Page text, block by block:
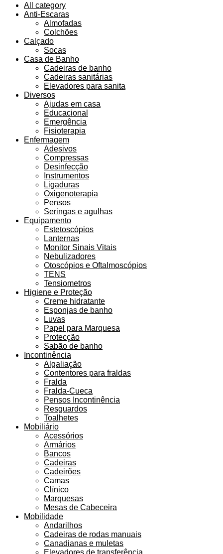
All category
Anti-Escaras
Almofadas
Colchões
Calçado
Socas
Casa de Banho
Cadeiras de banho
Cadeiras sanitárias
Elevadores para sanita
Diversos
Ajudas em casa
Educacional
Emergência
Fisioterapia
Enfermagem
Adesivos
Compressas
Desinfecção
Instrumentos
Ligaduras
Oxigenoterapia
Pensos
Seringas e agulhas
Equipamento
Estetoscópios
Lanternas
Monitor Sinais Vitais
Nebulizadores
Otoscópios e Oftalmoscópios
TENS
Tensiometros
Higiene e Proteção
Creme hidratante
Esponjas de banho
Luvas
Papel para Marquesa
Protecção
Sabão de banho
Incontinência
Algaliação
Contentores para fraldas
Fralda
Fralda-Cueca
Pensos Incontinência
Resguardos
Toalhetes
Mobiliário
Acessórios
Armários
Bancos
Cadeiras
Cadeirões
Camas
Clínico
Marquesas
Mesas de Cabeceira
Mobilidade
Andarilhos
Cadeiras de rodas manuais
Canadianas e muletas
Elevadores de transferência